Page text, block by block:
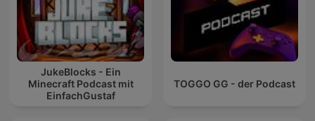
JukeBlocks - Ein
Minecraft Podcast mit
EinfachGustaf
TOGGO GG - der Podcast